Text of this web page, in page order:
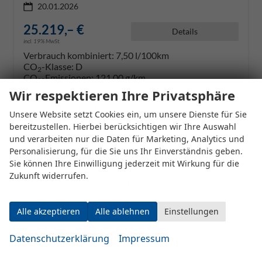
20.01.2026
25.219,– €
incl. 19% MwSt.
Details
Verbrauch kombiniert: 7,50 l/100km
CO2-Klasse: D
CO2-Emissionen:121,00 g/km
Datensätze pro Seite:
10 20 50 100 250
Seite:
Seiten:
1 2 3 4 ...
Wir respektieren Ihre Privatsphäre
Unsere Website setzt Cookies ein, um unsere Dienste für Sie
bereitzustellen. Hierbei berücksichtigen wir Ihre Auswahl
und verarbeiten nur die Daten für Marketing, Analytics und
Personalisierung, für die Sie uns Ihr Einverständnis geben.
Sie können Ihre Einwilligung jederzeit mit Wirkung für die
Zukunft widerrufen.
Alle akzeptieren Alle ablehnen Einstellungen
Datenschutzerklärung Impressum